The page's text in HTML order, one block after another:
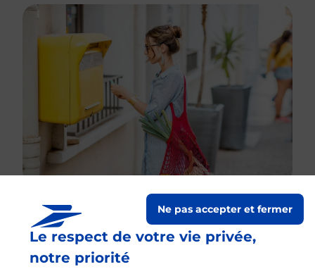
Le respect de votre vie privée,
notre priorité
Ne pas accepter et fermer
Boîte aux lettres La Poste
Le lien s'ouvre dans un nouvel onglet